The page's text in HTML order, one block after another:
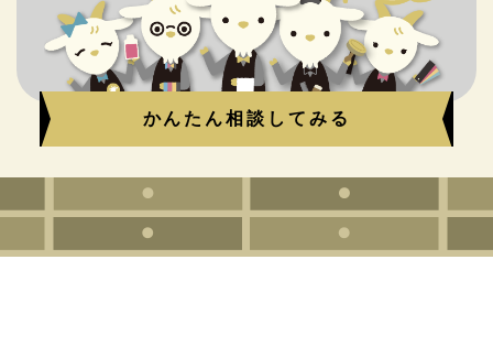
かんたん相談してみる